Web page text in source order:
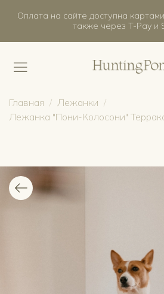
Оплата на сайте доступна
также через T-Pay и
Главная
Лежанки
Лежанка "Пони-Колосони"